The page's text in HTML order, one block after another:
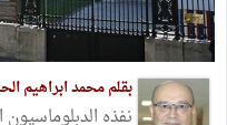
بقلم محمد ابراهيم